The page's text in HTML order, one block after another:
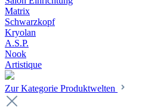
Matrix
Schwarzkopf
Kryolan
A.S.P.
Nook
Artistique
Zur Kategorie Produktwelten